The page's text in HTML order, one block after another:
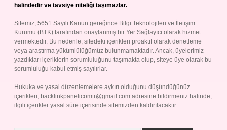
halindedir ve tavsiye niteliği taşımazlar.
Sitemiz, 5651 Sayılı Kanun gereğince Bilgi Teknolojileri ve İletişim
Kurumu (BTK) tarafından onaylanmış bir Yer Sağlayıcı olarak hizmet
vermektedir. Bu nedenle, sitedeki içerikleri proaktif olarak denetleme
veya araştırma yükümlülüğümüz bulunmamaktadır. Ancak, üyelerimiz
yazdıkları içeriklerin sorumluluğunu taşımakta olup, siteye üye olarak bu
sorumluluğu kabul etmiş sayılırlar.
Hukuka ve yasal düzenlemelere aykırı olduğunu düşündüğünüz
içerikleri, backlinkpanelicomtr@gmail.com adresine bildirmeniz halinde,
ilgili içerikler yasal süre içerisinde sitemizden kaldırılacaktır.